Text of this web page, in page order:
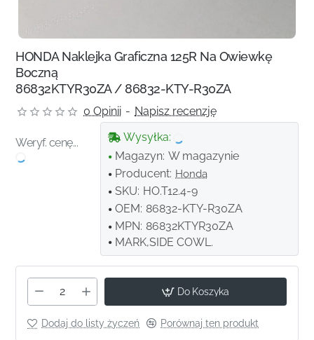
HONDA Naklejka Graficzna 125R Na Owiewkę
Boczną
86832KTYR30ZA / 86832-KTY-R30ZA
0 Opinii - Napisz recenzję
Weryf. cenę...
Wysyłka:
Magazyn: W magazynie
Producent: Honda
SKU: HO.T12.4-9
OEM: 86832-KTY-R30ZA
MPN: 86832KTYR30ZA
MARK,SIDE COWL.
Do Koszyka
Dodaj do listy życzeń Porównaj ten produkt